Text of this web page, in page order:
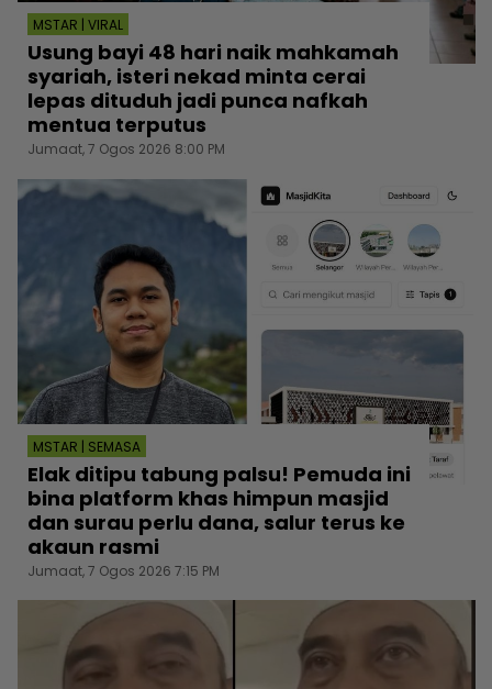
MSTAR | VIRAL
Usung bayi 48 hari naik mahkamah
syariah, isteri nekad minta cerai
lepas dituduh jadi punca nafkah
mentua terputus
Jumaat, 7 Ogos 2026 8:00 PM
MSTAR | SEMASA
Elak ditipu tabung palsu! Pemuda ini
bina platform khas himpun masjid
dan surau perlu dana, salur terus ke
akaun rasmi
Jumaat, 7 Ogos 2026 7:15 PM